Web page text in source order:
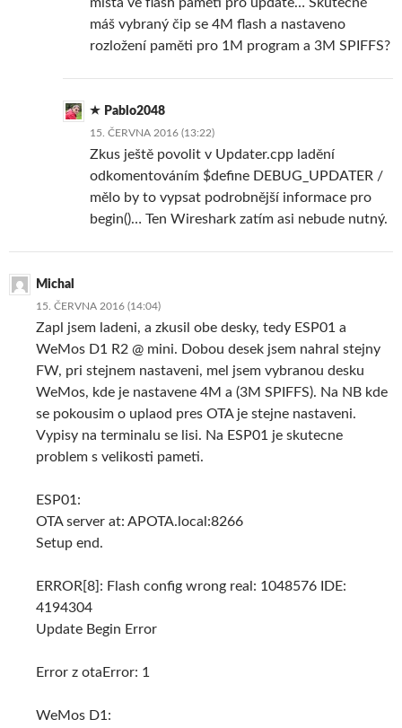
máš vybraný čip se 4M flash a nastaveno
rozložení paměti pro 1M program a 3M SPIFFS?
Pablo2048
15. ČERVNA 2016 (13:22)
Zkus ještě povolit v Updater.cpp ladění
odkomentováním $define DEBUG_UPDATER /
mělo by to vypsat podrobnější informace pro
begin()… Ten Wireshark zatím asi nebude nutný.
Michal
15. ČERVNA 2016 (14:04)
Zapl jsem ladeni, a zkusil obe desky, tedy ESP01 a
WeMos D1 R2 @ mini. Dobou desek jsem nahral stejny
FW, pri stejnem nastaveni, mel jsem vybranou desku
WeMos, kde je nastavene 4M a (3M SPIFFS). Na NB kde
se pokousim o uplaod pres OTA je stejne nastaveni.
Vypisy na terminalu se lisi. Na ESP01 je skutecne
problem s velikosti pameti.
ESP01:
OTA server at: APOTA.local:8266
Setup end.
ERROR[8]: Flash config wrong real: 1048576 IDE:
4194304
Update Begin Error
Error z otaError: 1
WeMos D1: